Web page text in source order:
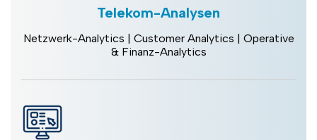
Telekom-Analysen
Netzwerk-Analytics | Customer Analytics | Operative
& Finanz-Analytics